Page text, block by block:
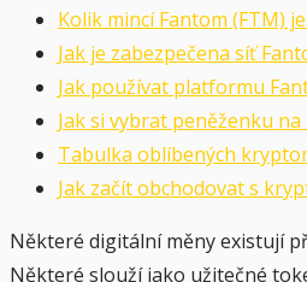
Kolik mincí Fantom (FTM)
Jak je zabezpečena síť
Jak používat platformu
Jak si vybrat peněženku
Tabulka oblíbených
Jak začít obchodovat s
Některé digitální měny existují
Některé slouží jako užitečné